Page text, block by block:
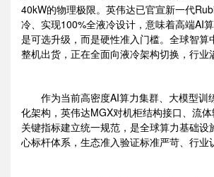
40kW的物理极限。英伟达已官宣新一代
冷、实现100%全液冷设计，意味着高端AI
是可选升级，而是硬性准入门槛。全球智算
整机出货，正在全面向液冷架构切换，行业
作为当前高密度AI算力集群、大模型训
化架构，英伟达MGX对机柜结构接口、流
关键指标建立统一规范，是全球算力基础设
心标杆体系，生态准入验证标准严苛、行业